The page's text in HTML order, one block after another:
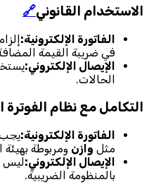
الاستخدام القانوني🔗
الفاتورة الإلكترونية:
في ضريبة القيمة
الإيصال الإلكتروني:
الحالات.
التكامل مع نظام الفوترة
الفاتورة الإلكترونية:يجب
مثل وازن ومربوطة بهيئة
الإيصال الإلكتروني:ليس
بالمنظومة الضريبية.